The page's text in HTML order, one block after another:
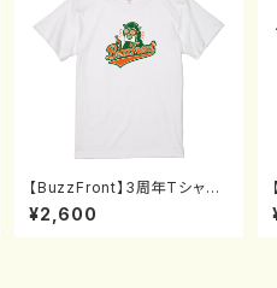
【BuzzFront】3周年Tシャツ
BF(S〜XL)
¥2,600